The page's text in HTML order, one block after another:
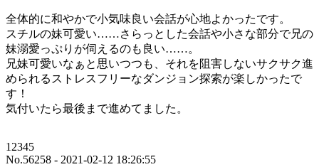
全体的に和やかで小気味良い会話が心地よかったです。
スチルの妹可愛い……さらっとした会話や小さな部分で兄の
妹溺愛っぷりが伺えるのも良い……。
兄妹可愛いなぁと思いつつも、それを阻害しないサクサク進
められるストレスフリーなダンジョン探索が楽しかったで
す！
気付いたら最後まで進めてました。
12345
No.56258 - 2021-02-12 18:26:55